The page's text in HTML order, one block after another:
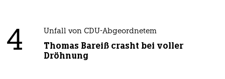
4 Unfall von CDU-Abgeordnetem
Thomas Bareiß crasht bei voller
Dröhnung